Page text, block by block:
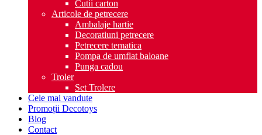
Cutii carton
Articole de petrecere
Ambalaje hartie
Decoratiuni petrecere
Petrecere tematica
Pompa de umflat baloane
Punga cadou
Troler
Set Trolere
Cele mai vandute
Promoții Decotoys
Blog
Contact